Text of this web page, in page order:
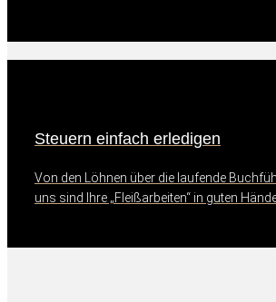
Steuern einfach erledigen
Von den Löhnen über die laufende
uns sind Ihre „Fleißarbeiten“ in guten